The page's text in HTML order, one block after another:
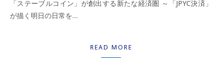
「ステーブルコイン」が創出する新たな経済圏 ～「JPYC決済」
が描く明日の日常を…
READ MORE